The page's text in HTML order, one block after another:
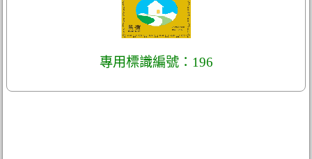
專用標識編號：196